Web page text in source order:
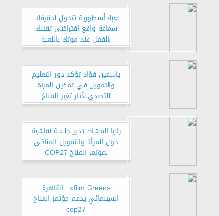
لعبة أسطورية تتحول لحقيقة..
سماعة واقع افتراضى تقتلك
بالفعل عند موتك باللعبة
ياسمين فؤاد تؤكد دور التعليم
والتمويل في تمكين المرأة
للتصدي لآثار تغير المناخ
رانيا المشاط تدير جلسة نقاشية
حول المرأة والتمويل المناخى
بمؤتمر المناخ COP27
«film Green».. القاهرة
السينمائي يدعم مؤتمر المناخ
cop27